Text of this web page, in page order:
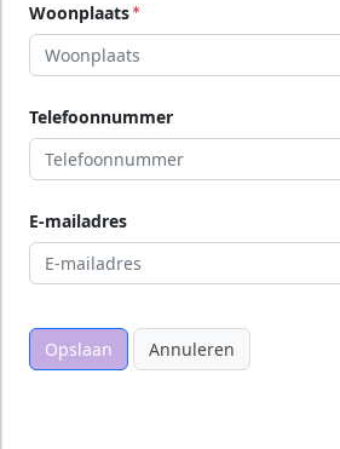
Woonplaats
Telefoonnummer
E-mailadres
Opslaan Annuleren